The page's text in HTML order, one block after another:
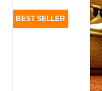
BEST SELLER